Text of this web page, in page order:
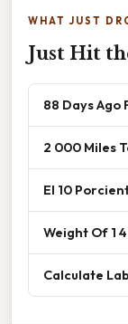
WHAT JUST
Just Hit
88 Days Ago
2 000 Miles
El 10
Weight Of 1
Calculate